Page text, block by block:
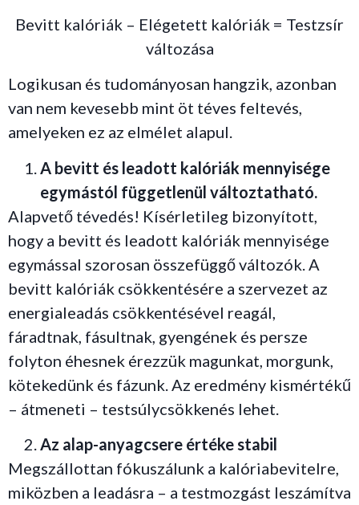
Bevitt kalóriák – Elégetett kalóriák = Testzsír
változása
Logikusan és tudományosan hangzik, azonban
van nem kevesebb mint öt téves feltevés,
amelyeken ez az elmélet alapul.
A bevitt és leadott kalóriák mennyisége
egymástól függetlenül változtatható.
Alapvető tévedés! Kísérletileg bizonyított,
hogy a bevitt és leadott kalóriák mennyisége
egymással szorosan összefüggő változók. A
bevitt kalóriák csökkentésére a szervezet az
energialeadás csökkentésével reagál,
fáradtnak, fásultnak, gyengének és persze
folyton éhesnek érezzük magunkat, morgunk,
kötekedünk és fázunk. Az eredmény kismértékű
– átmeneti – testsúlycsökkenés lehet.
Az alap-anyagcsere értéke stabil
Megszállottan fókuszálunk a kalóriabevitelre,
miközben a leadásra – a testmozgást leszámítva